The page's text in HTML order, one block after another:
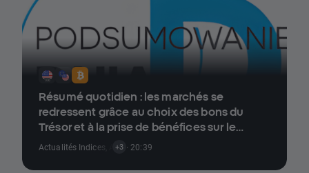
Résumé quotidien : les marchés se
redressent grâce au choix des bons du
Trésor et à la prise de bénéfices sur le
bitcoin près de 100K$.
Actualités Indices Actualités Crypto
+3 · 20:39